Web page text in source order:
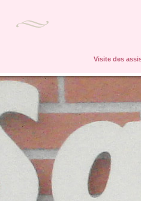
Visite des